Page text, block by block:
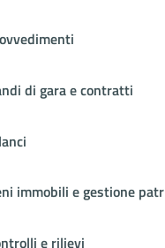
di gara e contratti
immobili e gestione
e rilievi